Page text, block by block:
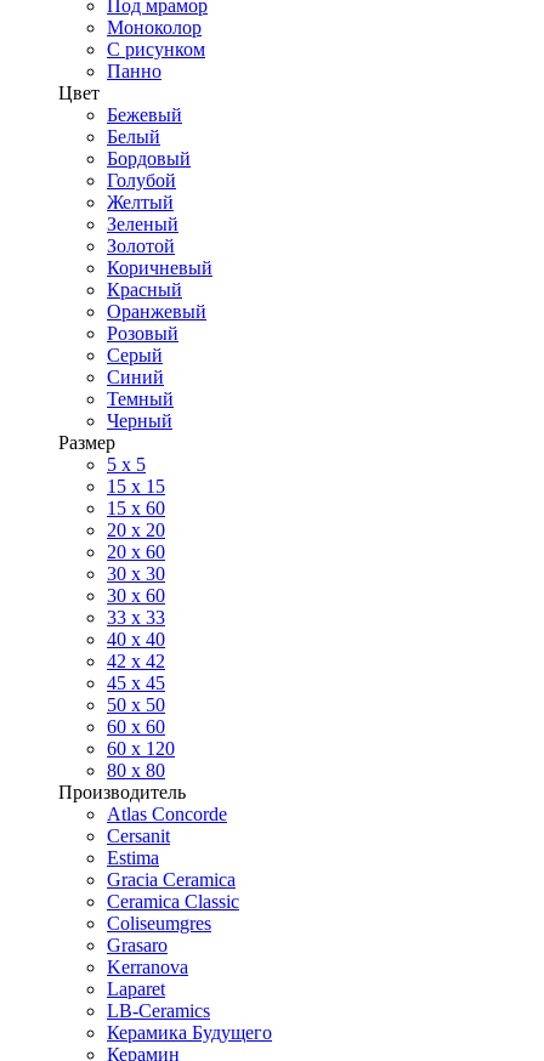
Под мрамор
Моноколор
С рисунком
Панно
Цвет
Бежевый
Белый
Бордовый
Голубой
Желтый
Зеленый
Золотой
Коричневый
Красный
Оранжевый
Розовый
Серый
Синий
Темный
Черный
Размер
5 x 5
15 x 15
15 x 60
20 х 20
20 x 60
30 х 30
30 x 60
33 x 33
40 х 40
42 x 42
45 x 45
50 x 50
60 х 60
60 x 120
80 x 80
Производитель
Atlas Concorde
Cersanit
Estima
Gracia Ceramica
Ceramica Classic
Coliseumgres
Grasaro
Kerranova
Laparet
LB-Ceramics
Керамика Будущего
Керамин